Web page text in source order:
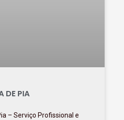
DE PIA
– Serviço Profissional e